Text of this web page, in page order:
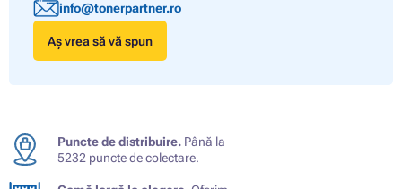
info@tonerpartner.ro
Aș vrea să vă spun
Puncte de distribuire. Până la
5232 puncte de colectare.